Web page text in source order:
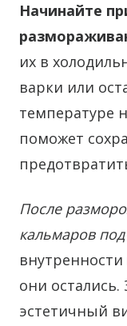
Начинайте
их в
варки или
температуре
поможет
После
кальмаров
они остались.
эстетичный